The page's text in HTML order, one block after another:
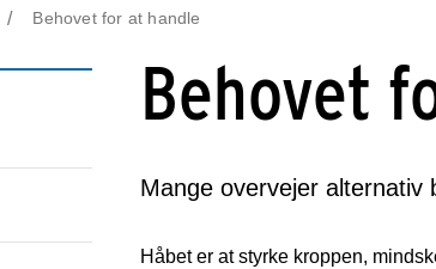
Behovet for at handle
Behovet
Mange overvejer alternativ
Håbet er at styrke kroppen,